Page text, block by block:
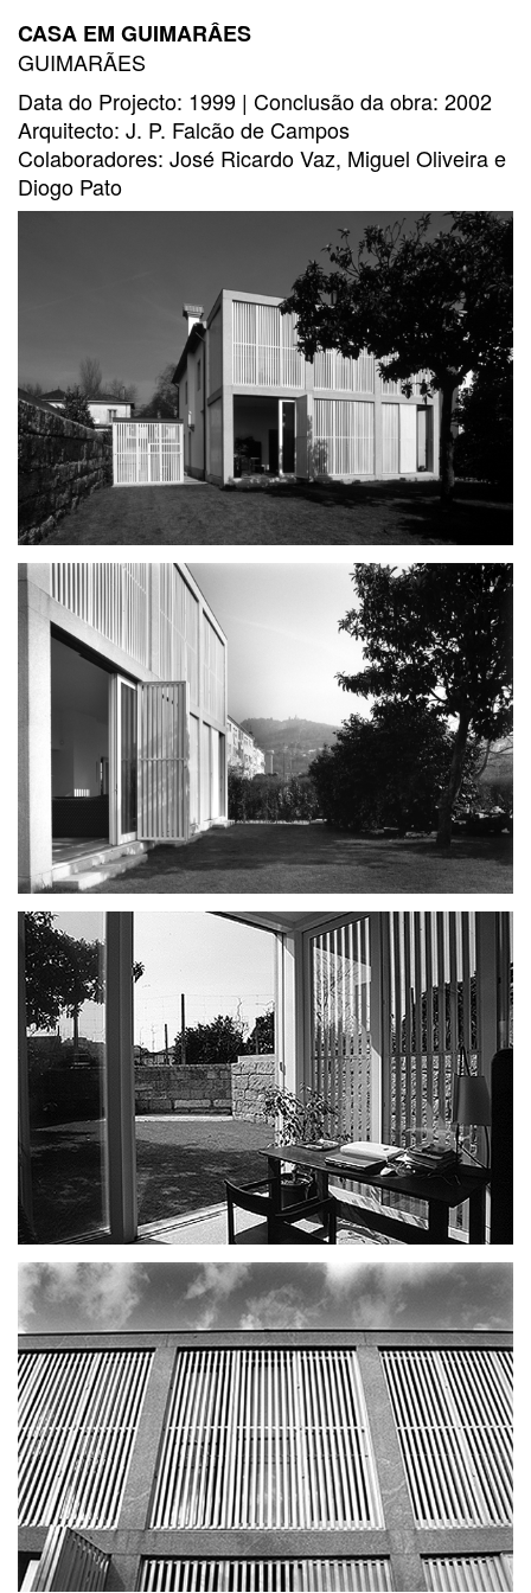
CASA EM GUIMARÂES
GUIMARÃES
Data do Projecto: 1999 | Conclusão da obra: 2002
Arquitecto: J. P. Falcão de Campos
Colaboradores: José Ricardo Vaz, Miguel Oliveira e
Diogo Pato